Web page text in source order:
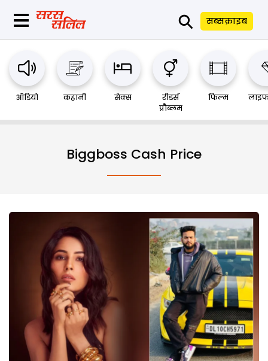
⚲ सब्सक्राइब
ऑडियो कहानी सेक्स
रीडर्स
प्रौब्लम
फिल्म
Biggboss Cash Price